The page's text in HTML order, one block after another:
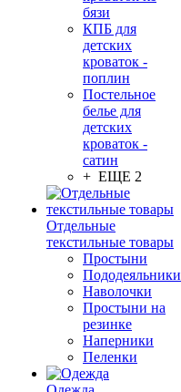
бязи
КПБ для
детских
кроваток -
поплин
Постельное
белье для
детских
кроваток -
сатин
+ ЕЩЕ 2
Отдельные
текстильные товары
Простыни
Пододеяльники
Наволочки
Простыни на
резинке
Наперники
Пеленки